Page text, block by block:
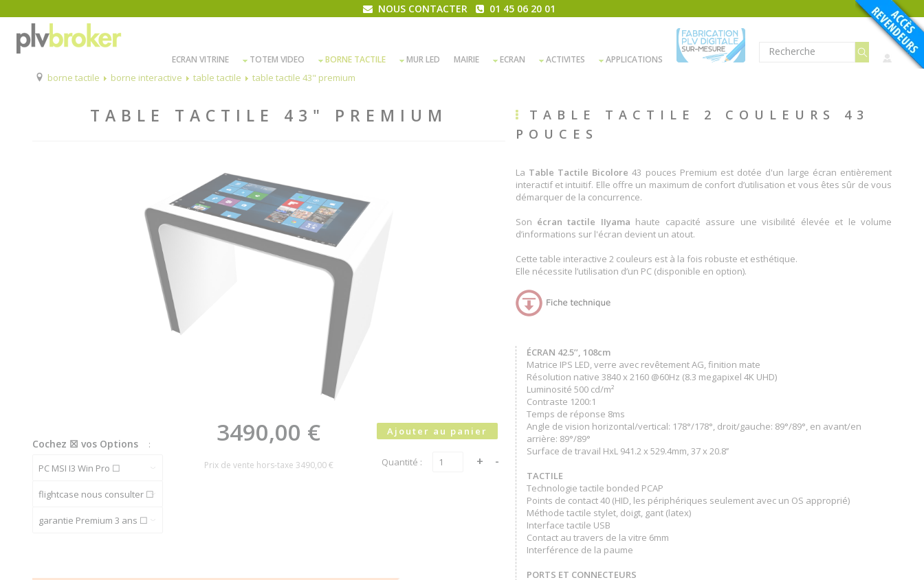
ECRAN VITRINE TOTEM VIDEO BORNE TACTILE MUR LED MAIRIE ECRAN ACTIVITES APPLICATIONS
borne tactile borne interactive table tactile table tactile 43" premium
NOUS CONTACTER 01 45 06 20 01
TABLE TACTILE 43" PREMIUM
Cochez ☒ vos Options : 3490,00 €
Prix de vente hors-taxe 3490,00 € Quantité :
TABLE TACTILE 2 COULEURS 43
POUCES
La Table Tactile Bicolore 43 pouces Premium est dotée d'un large écran entièrement
interactif et intuitif. Elle offre un maximum de confort d’utilisation et vous êtes sûr de vous
démarquer de la concurrence.
Son écran tactile IIyama haute capacité assure une visibilité élevée et le volume
d’informations sur l'écran devient un atout.
Cette table interactive 2 couleurs est à la fois robuste et esthétique.
Elle nécessite l’utilisation d’un PC (disponible en option).
ÉCRAN 42.5’’, 108cm
Matrice IPS LED, verre avec revêtement AG, finition mate
Résolution native 3840 x 2160 @60Hz (8.3 megapixel 4K UHD)
Luminosité 500 cd/m²
Contraste 1200:1
Temps de réponse 8ms
Angle de vision horizontal/vertical: 178°/178°, droit/gauche: 89°/89°, en avant/en
arrière: 89°/89°
Surface de travail HxL 941.2 x 529.4mm, 37 x 20.8’’
TACTILE
Technologie tactile bonded PCAP
Points de contact 40 (HID, les périphériques seulement avec un OS approprié)
Méthode tactile stylet, doigt, gant (latex)
Interface tactile USB
Contact au travers de la vitre 6mm
Interférence de la paume
PORTS ET CONNECTEURS